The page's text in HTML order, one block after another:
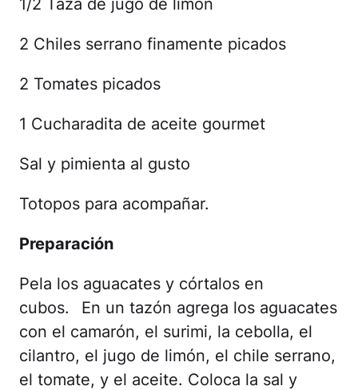
1/2 Taza de jugo de limón
2 Chiles serrano finamente picados
2 Tomates picados
1 Cucharadita de aceite gourmet
Sal y pimienta al gusto
Totopos para acompañar.⠀
Preparación
Pela los aguacates y córtalos en
cubos.⠀En un tazón agrega los aguacates
con el camarón, el surimi, la cebolla, el
cilantro, el jugo de limón, el chile serrano,
el tomate, y el aceite. Coloca la sal y